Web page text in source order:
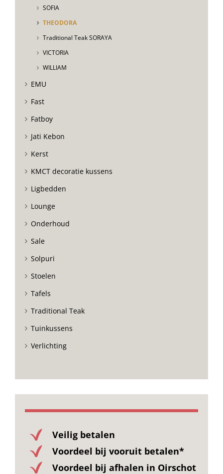
SOFIA
THEODORA
Traditional Teak SORAYA
VICTORIA
WILLIAM
EMU
Fast
Fatboy
Jati Kebon
Kerst
KMCT decoratie kussens
Ligbedden
Lounge
Onderhoud
Sale
Solpuri
Stoelen
Tafels
Traditional Teak
Tuinkussens
Verlichting
Veilig betalen
Voordeel bij vooruit betalen*
Voordeel bij afhalen in Oirschot